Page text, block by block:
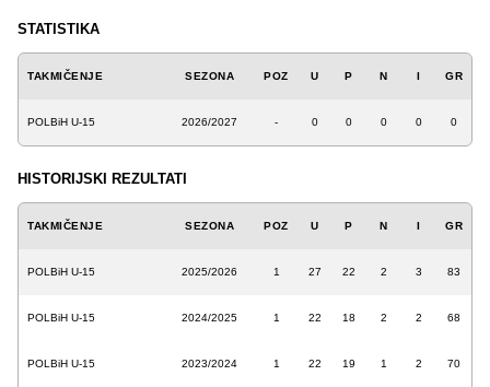
STATISTIKA
TAKMIČENJE SEZONA POZ U P N I GR
POLBiH U-15 2026/2027 - 0 0 0 0 0
HISTORIJSKI REZULTATI
TAKMIČENJE SEZONA POZ U P N I GR
POLBiH U-15 2025/2026 1 27 22 2 3 83
POLBiH U-15 2024/2025 1 22 18 2 2 68
POLBiH U-15 2023/2024 1 22 19 1 2 70